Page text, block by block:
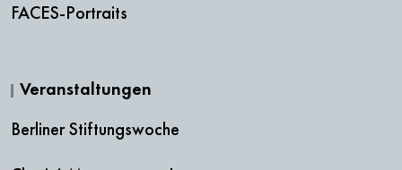
FACES-Portraits
Veranstaltungen
Berliner Stiftungswoche